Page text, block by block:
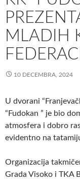
MLADIH
10 DECEMBRA, 2024
U dvorani
“Fudokan ” je bio
atmosfera i dobro
evidentno na
Organizacija
Grada Visoko i TKA